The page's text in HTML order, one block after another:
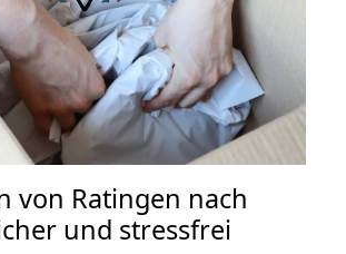
von Ratingen nach
und stressfrei